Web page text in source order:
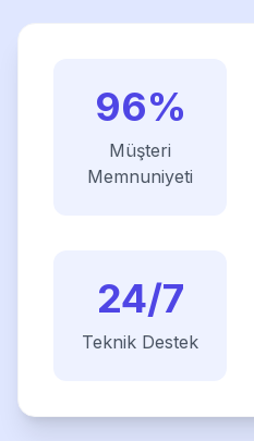
96%
Müşteri
Memnuniyeti
24/7
Teknik Destek